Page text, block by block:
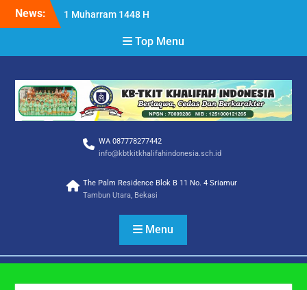
News:
Selamat Hari Raya Idul
SELAMAT DAN SUKSES
SISWA/I TKIT KHALIFAH
Selamat Tahun Baru Islam
1 Muharram 1448 H
Top Menu
WA 087778277442
info@kbtkitkhalifahindonesia.sch.id
The Palm Residence Blok B 11 No. 4 Sriamur
Tambun Utara, Bekasi
Menu